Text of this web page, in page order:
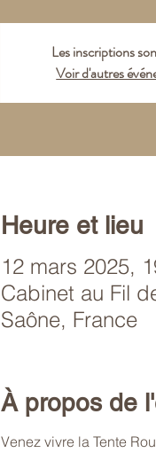
Les inscriptions
Voir d'autres
Heure et lieu
12 mars 2025,
Cabinet au Fil
Saône, France
À propos de
Venez vivre la Tente